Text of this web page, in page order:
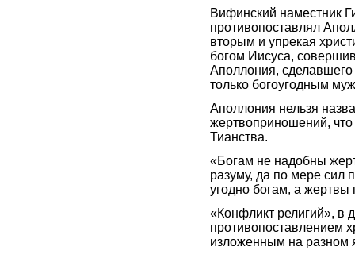
Вифинский наместник
противопоставлял
вторым и упрекая
богом Иисуса,
Аполлония,
только богоугодным
Аполлония нельзя
жертвоприношений,
Тианства.
«Богам не надобны
разуму, да по мере сил
угодно богам, а жертвы
«Конфликт религий», в
противопоставлением
изложенным на разном